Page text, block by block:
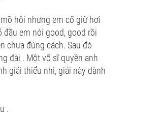
hôi nhưng em cố giữ hơi
em nói good, good rồi
chưa đúng cách. Sau đó
đài . Một võ sĩ quyền anh
giải thiểu nhi, giải này dành
.